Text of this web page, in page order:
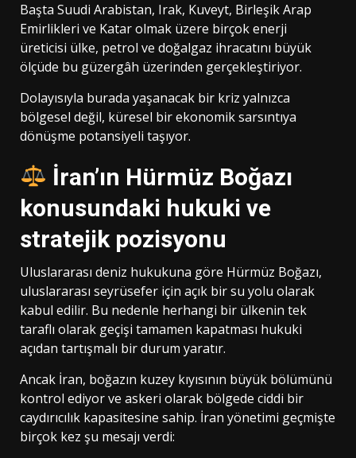
Başta Suudi Arabistan, Irak, Kuveyt, Birleşik Arap
Emirlikleri ve Katar olmak üzere birçok enerji
üreticisi ülke, petrol ve doğalgaz ihracatını büyük
ölçüde bu güzergâh üzerinden gerçekleştiriyor.
Dolayısıyla burada yaşanacak bir kriz yalnızca
bölgesel değil, küresel bir ekonomik sarsıntıya
dönüşme potansiyeli taşıyor.
İran’ın Hürmüz Boğazı
konusundaki hukuki ve
stratejik pozisyonu
Uluslararası deniz hukukuna göre Hürmüz Boğazı,
uluslararası seyrüsefer için açık bir su yolu olarak
kabul edilir. Bu nedenle herhangi bir ülkenin tek
taraflı olarak geçişi tamamen kapatması hukuki
açıdan tartışmalı bir durum yaratır.
Ancak İran, boğazın kuzey kıyısının büyük bölümünü
kontrol ediyor ve askeri olarak bölgede ciddi bir
caydırıcılık kapasitesine sahip. İran yönetimi geçmişte
birçok kez şu mesajı verdi: